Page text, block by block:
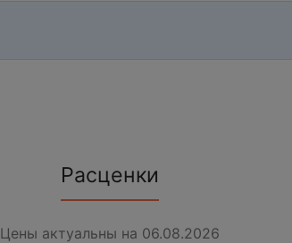
Расценки
Цены актуальны на 06.08.2026